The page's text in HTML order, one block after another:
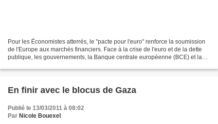
Pour les Économistes atterrés, le "pacte pour l'euro" renforce la soumission
de l'Europe aux marchés financiers. Face à la crise de l'euro et de la dette
publique, les gouvernements, la Banque centrale européenne (BCE) et la
En finir avec le blocus de Gaza
Publié le 13/03/2011 à 08:02
Par Nicole Bouexel